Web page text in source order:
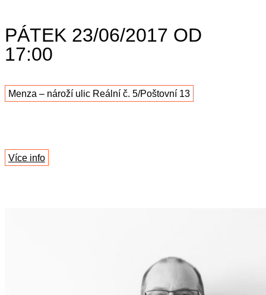
PÁTEK 23/06/2017 OD
17:00
Menza – nároží ulic Reální č. 5/Poštovní 13
Více info